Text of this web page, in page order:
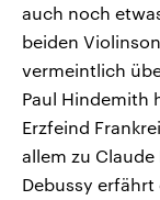
auch noch
beiden
vermeintlich
Paul Hindemith
Erzfeind
allem zu Claude
Debussy erfährt